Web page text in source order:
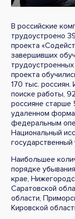
В российские
трудоустроено
проекта
завершивших
проекта
170 тыс.
поиске работы,
россияне старше
удаленном
федеральным
Национальный
государственный
Наибольшее
порядке
крае,
Саратовской
области,
Кировской